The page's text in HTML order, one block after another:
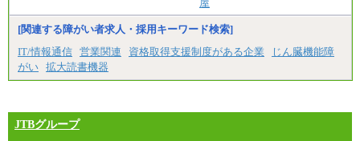
屋
[関連する障がい者求人・採用キーワード検索]
IT/情報通信 営業関連 資格取得支援制度がある企業
じん臓機能障
がい 拡大読書機器
JTBグループ